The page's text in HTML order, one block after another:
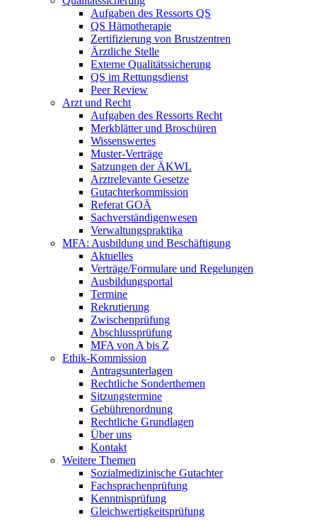
Aufgaben des Ressorts QS
QS Hämotherapie
Zertifizierung von Brustzentren
Ärztliche Stelle
Externe Qualitätssicherung
QS im Rettungsdienst
Peer Review
Arzt und Recht
Aufgaben des Ressorts Recht
Merkblätter und Broschüren
Wissenswertes
Muster-Verträge
Satzungen der ÄKWL
Arztrelevante Gesetze
Gutachterkommission
Referat GOÄ
Sachverständigenwesen
Verwaltungspraktika
MFA: Ausbildung und Beschäftigung
Aktuelles
Verträge/Formulare und Regelungen
Ausbildungsportal
Termine
Rekrutierung
Zwischenprüfung
Abschlussprüfung
MFA von A bis Z
Ethik-Kommission
Antragsunterlagen
Rechtliche Sonderthemen
Sitzungstermine
Gebührenordnung
Rechtliche Grundlagen
Über uns
Kontakt
Weitere Themen
Sozialmedizinische Gutachter
Fachsprachenprüfung
Kenntnisprüfung
Gleichwertigkeitsprüfung